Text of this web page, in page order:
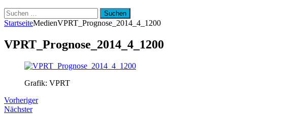
Suchen
nach:
StartseiteMedienVPRT_Prognose_2014_4_1200
VPRT_Prognose_2014_4_1200
Grafik: VPRT
Vorheriger
Nächster